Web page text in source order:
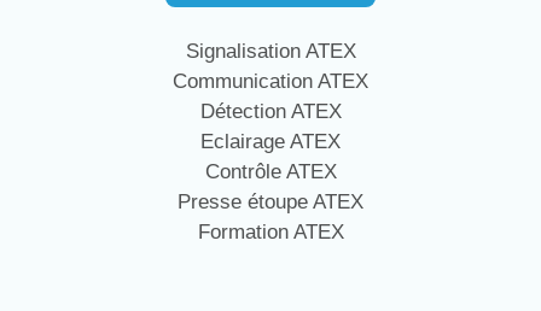
Signalisation ATEX
Communication ATEX
Détection ATEX
Eclairage ATEX
Contrôle ATEX
Presse étoupe ATEX
Formation ATEX